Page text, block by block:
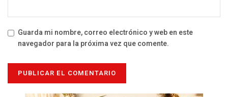
Guarda mi nombre, correo electrónico y web en este
navegador para la próxima vez que comente.